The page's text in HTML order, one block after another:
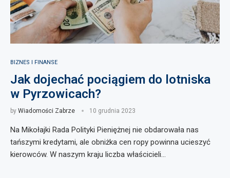
BIZNES I FINANSE
Jak dojechać pociągiem do lotniska
w Pyrzowicach?
by Wiadomości Zabrze 10 grudnia 2023
Na Mikołajki Rada Polityki Pieniężnej nie obdarowała nas
tańszymi kredytami, ale obniżka cen ropy powinna ucieszyć
kierowców. W naszym kraju liczba właścicieli…